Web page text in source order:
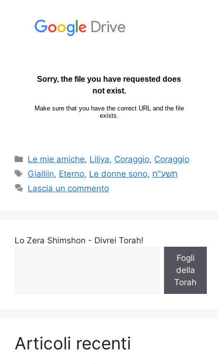
Le mie amiche, Liliya, Coraggio, Coraggio
Gialliin, Eterno, Le donne sono, תשע"ח
Lascia un commento
Lo Zera Shimshon - Divrei Torah!
Fogli
della
Torah
Articoli recenti